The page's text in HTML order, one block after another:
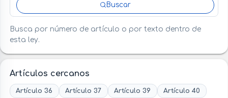
Buscar
Busca por número de artículo o por texto dentro de
esta ley.
Artículos cercanos
Artículo 36 Artículo 37 Artículo 39 Artículo 40